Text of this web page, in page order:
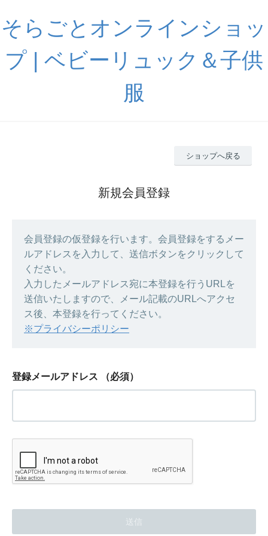
そらごとオンラインショッ
プ | ベビーリュック＆子供
服
ショップへ戻る
新規会員登録
会員登録の仮登録を行います。会員登録をするメー
ルアドレスを入力して、送信ボタンをクリックして
ください。
入力したメールアドレス宛に本登録を行うURLを
送信いたしますので、メール記載のURLへアクセ
ス後、本登録を行ってください。
※プライバシーポリシー
登録メールアドレス （必須）